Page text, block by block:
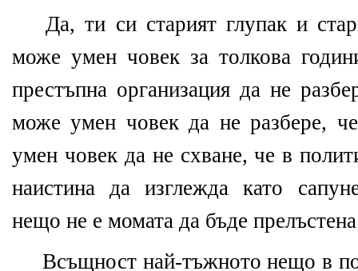
Да, ти си старият глупак и
може умен човек за толкова
престъпна организация да не
може умен човек да не разбере,
умен човек да не схване, че в
наистина да изглежда като
нещо не е момата да бъде
Всъщност най-тъжното нещо в